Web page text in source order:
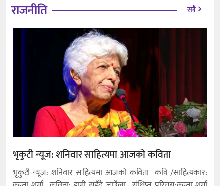
राजनीति सबै
भृकुटी न्यूज: शनिवार साहित्यमा आजको कविता
भृकुटी न्यूज: शनिवार साहित्यमा आजको कविता कवि /साहित्यकार: